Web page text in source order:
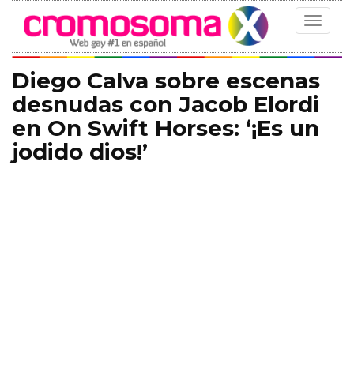
Toggle
Diego Calva sobre escenas
desnudas con Jacob Elordi
en On Swift Horses: ‘¡Es un
jodido dios!’